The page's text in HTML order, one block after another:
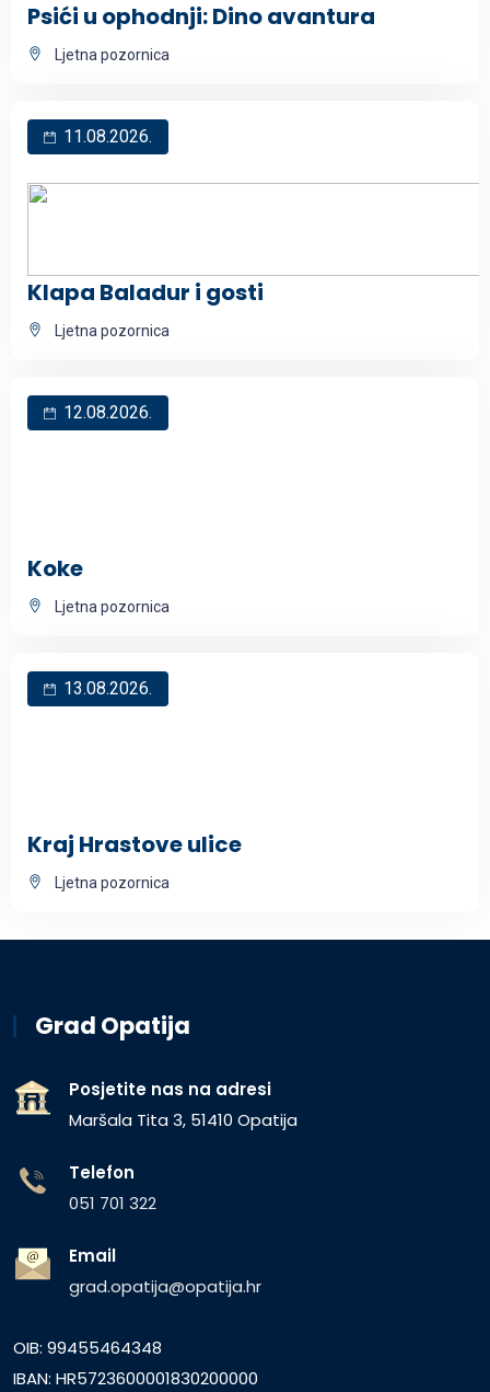
Psići u ophodnji: Dino avantura
Ljetna pozornica
11.08.2026.
Klapa Baladur i gosti
Ljetna pozornica
12.08.2026.
Koke
Ljetna pozornica
13.08.2026.
Kraj Hrastove ulice
Ljetna pozornica
Grad Opatija
Posjetite nas na adresi
Maršala Tita 3, 51410 Opatija
Telefon
051 701 322
Email
grad.opatija@opatija.hr
OIB: 99455464348
IBAN: HR5723600001830200000